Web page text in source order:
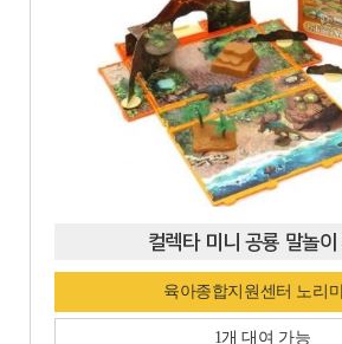
컬렉타 미니 공룡 말놀이
육아종합지원센터 노리
1개 대여 가능